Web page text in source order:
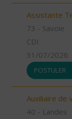
Assistante
73 - Savoie
CDI
31/07/2026
POSTULER
Auxiliaire de
40 - Landes